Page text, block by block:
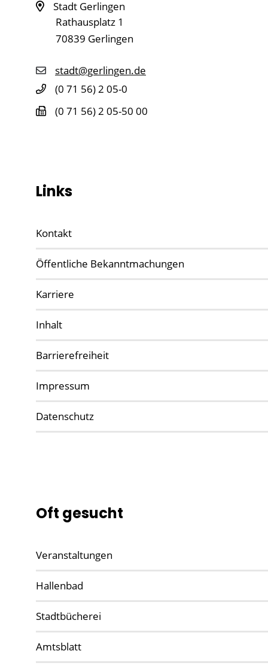
Stadt Gerlingen
Rathausplatz 1
70839 Gerlingen
stadt@gerlingen.de
(0 71 56) 2 05-0
(0 71 56) 2 05-50 00
Links
Kontakt
Öffentliche Bekanntmachungen
Karriere
Inhalt
Barrierefreiheit
Impressum
Datenschutz
Oft gesucht
Veranstaltungen
Hallenbad
Stadtbücherei
Amtsblatt